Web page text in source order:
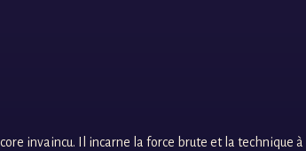
invaincu. Il incarne la force brute et la technique à